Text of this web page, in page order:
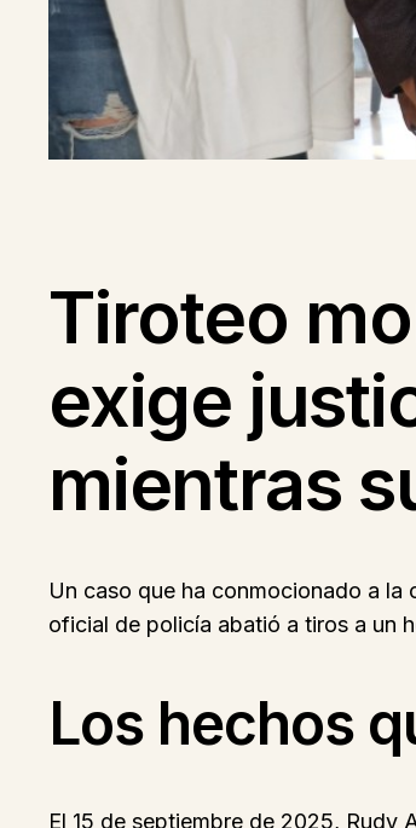
Tiroteo
exige
mientras
Un caso que ha conmocionado a la
oficial de policía abatió a tiros a un
Los hechos
El 15 de septiembre de 2025,